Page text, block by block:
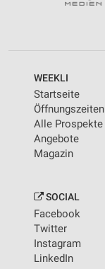
WEEKLI
Startseite
Öffnungszeiten
Alle Prospekte
Angebote
Magazin
SOCIAL
Facebook
Twitter
Instagram
LinkedIn